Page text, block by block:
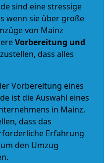
sind eine stressige
wenn sie über große
von Mainz
Vorbereitung und
dass alles
Vorbereitung eines
ist die Auswahl eines
in Mainz.
dass das
Erfahrung
den Umzug